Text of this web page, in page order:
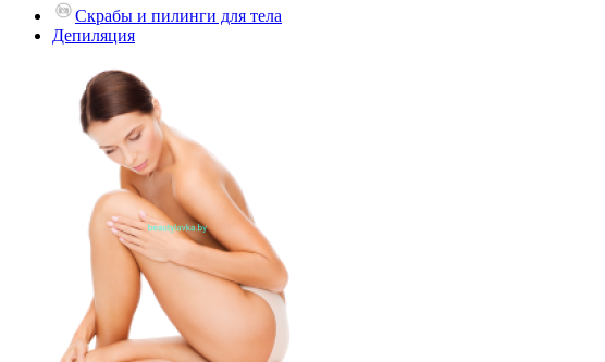
Скрабы и пилинги для тела
Депиляция